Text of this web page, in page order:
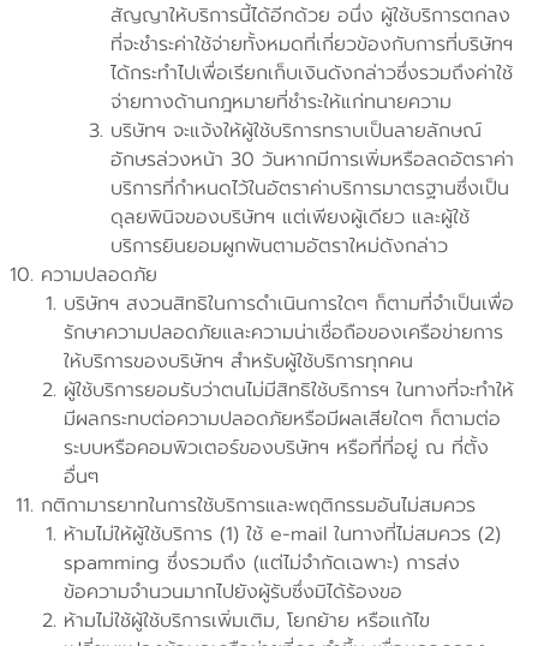
สัญญาให้บริการนี้ได้อีกด้วย อนึ่ง ผู้ใช้บริการตกลง
ที่จะชำระค่าใช้จ่ายทั้งหมดที่เกี่ยวข้องกับการที่บริษัทฯ
ได้กระทำไปเพื่อเรียกเก็บเงินดังกล่าวซึ่งรวมถึงค่าใช้
จ่ายทางด้านกฎหมายที่ชำระให้แก่ทนายความ
บริษัทฯ จะแจ้งให้ผู้ใช้บริการทราบเป็นลายลักษณ์
อักษรล่วงหน้า 30 วันหากมีการเพิ่มหรือลดอัตราค่า
บริการที่กำหนดไว้ในอัตราค่าบริการมาตรฐานซึ่งเป็น
ดุลยพินิจของบริษัทฯ แต่เพียงผู้เดียว และผู้ใช้
บริการยินยอมผูกพันตามอัตราใหม่ดังกล่าว
ความปลอดภัย
บริษัทฯ สงวนสิทธิในการดำเนินการใดๆ ก็ตามที่จำเป็นเพื่อ
รักษาความปลอดภัยและความน่าเชื่อถือของเครือข่ายการ
ให้บริการของบริษัทฯ สำหรับผู้ใช้บริการทุกคน
ผู้ใช้บริการยอมรับว่าตนไม่มีสิทธิใช้บริการฯ ในทางที่จะทำให้
มีผลกระทบต่อความปลอดภัยหรือมีผลเสียใดๆ ก็ตามต่อ
ระบบหรือคอมพิวเตอร์ของบริษัทฯ หรือที่ที่อยู่ ณ ที่ตั้ง
อื่นๆ
กติกามารยาทในการใช้บริการและพฤติกรรมอันไม่สมควร
ห้ามไม่ให้ผู้ใช้บริการ (1) ใช้ e-mail ในทางที่ไม่สมควร (2)
spamming ซึ่งรวมถึง (แต่ไม่จำกัดเฉพาะ) การส่ง
ข้อความจำนวนมากไปยังผู้รับซึ่งมิได้ร้องขอ
ห้ามไม่ใช้ผู้ใช้บริการเพิ่มเติม, โยกย้าย หรือแก้ไข